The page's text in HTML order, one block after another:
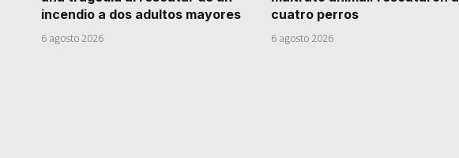
incendio a dos adultos mayores
6 agosto 2026
cuatro perros
6 agosto 2026